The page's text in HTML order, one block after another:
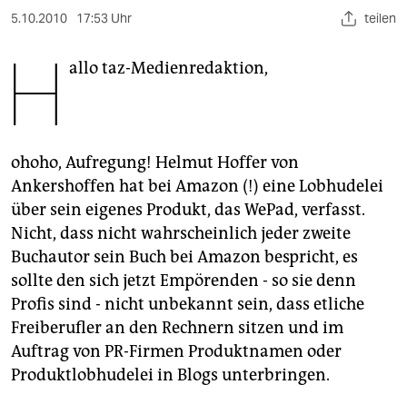
wahrheit
verlag
shop
fragen & hilfe
unterstützen
abo
genossenschaft
epaper login
5.10.2010 17:53 Uhr teilen
H allo taz-Medienredaktion,
ohoho, Aufregung! Helmut Hoffer von
Ankershoffen hat bei Amazon (!) eine Lobhudelei
über sein eigenes Produkt, das WePad, verfasst.
Nicht, dass nicht wahrscheinlich jeder zweite
Buchautor sein Buch bei Amazon bespricht, es
sollte den sich jetzt Empörenden - so sie denn
Profis sind - nicht unbekannt sein, dass etliche
Freiberufler an den Rechnern sitzen und im
Auftrag von PR-Firmen Produktnamen oder
Produktlobhudelei in Blogs unterbringen.